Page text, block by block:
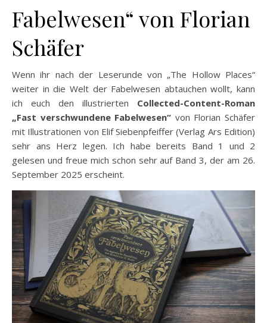
Fabelwesen“ von Florian
Schäfer
Wenn ihr nach der Leserunde von „The Hollow Places“
weiter in die Welt der Fabelwesen abtauchen wollt, kann
ich euch den illustrierten Collected-Content-Roman
„Fast verschwundene Fabelwesen“ von Florian Schäfer
mit Illustrationen von Elif Siebenpfeiffer (Verlag Ars Edition)
sehr ans Herz legen. Ich habe bereits Band 1 und 2
gelesen und freue mich schon sehr auf Band 3, der am 26.
September 2025 erscheint.